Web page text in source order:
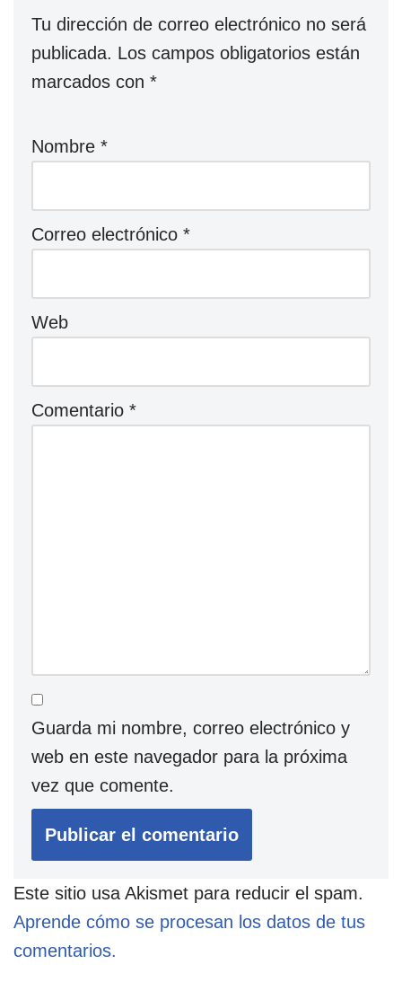
Tu dirección de correo electrónico no será
publicada. Los campos obligatorios están
marcados con *
Nombre *
Correo electrónico *
Web
Comentario *
Guarda mi nombre, correo electrónico y
web en este navegador para la próxima
vez que comente.
Este sitio usa Akismet para reducir el spam.
Aprende cómo se procesan los datos de tus
comentarios.